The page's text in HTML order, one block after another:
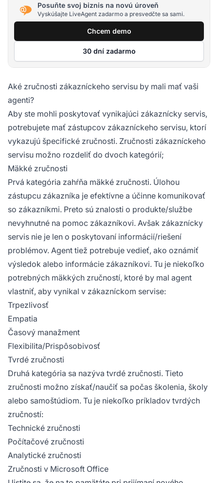
Posuňte svoj biznis na novú úroveň
Vyskúšajte LiveAgent zadarmo a presvedčte sa sami.
Chcem demo
30 dní zadarmo
Aké zručnosti zákazníckeho servisu by mali mať vaši
agenti?
Aby ste mohli poskytovať vynikajúci zákaznícky servis,
potrebujete mať zástupcov zákazníckeho servisu, ktorí
vykazujú špecifické zručnosti. Zručnosti zákazníckeho
servisu možno rozdeliť do dvoch kategórií;
Mäkké zručnosti
Prvá kategória zahŕňa mäkké zručnosti. Úlohou
zástupcu zákazníka je efektívne a účinne komunikovať
so zákazníkmi. Preto sú znalosti o produkte/službe
nevyhnutné na pomoc zákazníkovi. Avšak zákaznícky
servis nie je len o poskytovaní informácií/riešení
problémov. Agent tiež potrebuje vedieť, ako oznámiť
výsledok alebo informácie zákazníkovi. Tu je niekoľko
potrebných mäkkých zručností, ktoré by mal agent
vlastniť, aby vynikal v zákazníckom servise:
Trpezlivosť
Empatia
Časový manažment
Flexibilita/Prispôsobivosť
Tvrdé zručnosti
Druhá kategória sa nazýva tvrdé zručnosti. Tieto
zručnosti možno získať/naučiť sa počas školenia, školy
alebo samoštúdiom. Tu je niekoľko príkladov tvrdých
zručností:
Technické zručnosti
Počítačové zručnosti
Analytické zručnosti
Zručnosti v Microsoft Office